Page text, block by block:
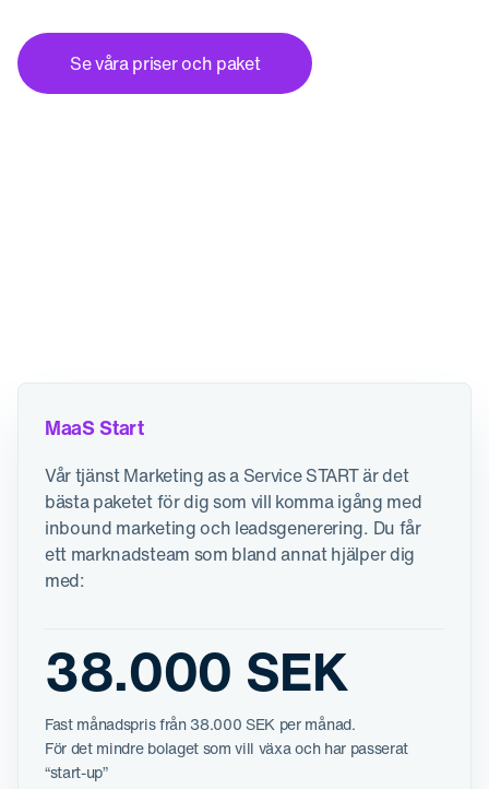
Se våra priser och paket
MaaS Start
Vår tjänst Marketing as a Service START är det
bästa paketet för dig som vill komma igång med
inbound marketing och leadsgenerering. Du får
ett marknadsteam som bland annat hjälper dig
med:
38.000 SEK
Fast månadspris från 38.000 SEK per månad.
För det mindre bolaget som vill växa och har passerat
“start-up”